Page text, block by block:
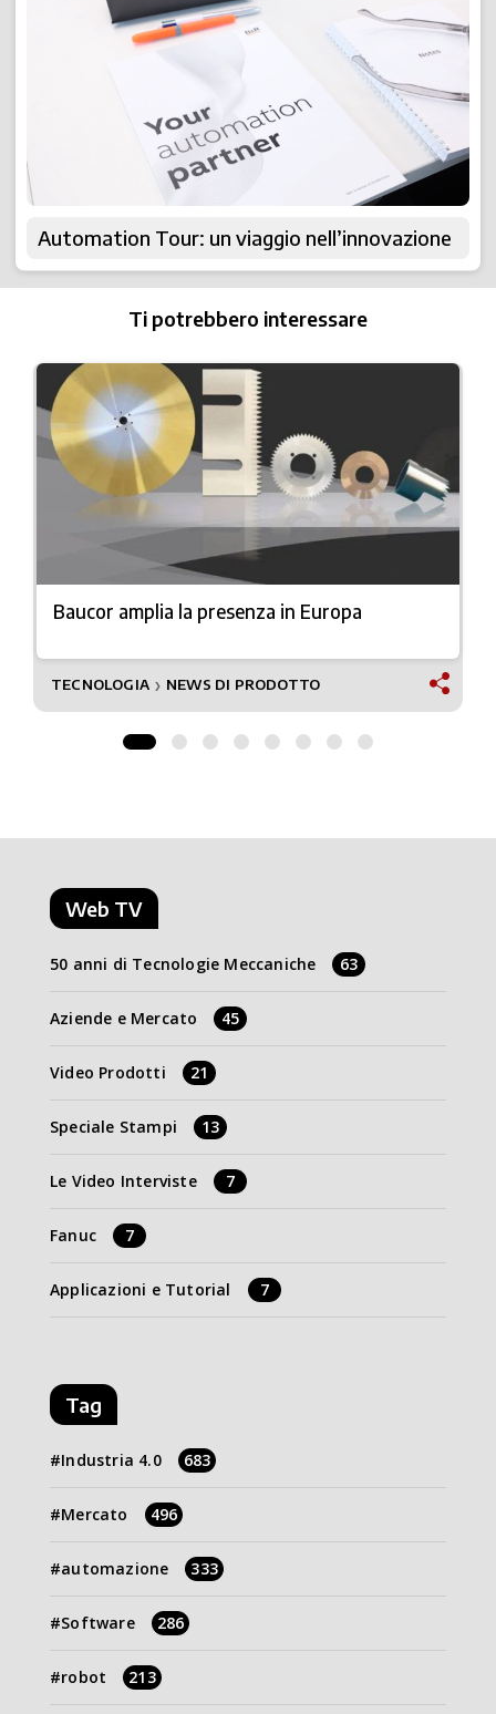
Automation Tour: un viaggio nell’innovazione
Ti potrebbero interessare
Baucor amplia la presenza in Europa
TECNOLOGIA ❯ NEWS DI PRODOTTO
Web TV
50 anni di Tecnologie Meccaniche 63
Aziende e Mercato 45
Video Prodotti 21
Speciale Stampi 13
Le Video Interviste 7
Fanuc 7
Applicazioni e Tutorial 7
Tag
Industria 4.0 683
Mercato 496
automazione 333
Software 286
robot 213